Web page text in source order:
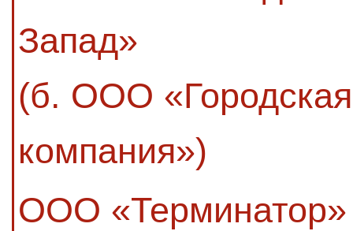
Запад»
(б. ООО
компания»)
ООО «Терминатор»